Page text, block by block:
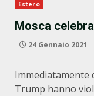
Estero
Mosca
24 Gennaio 2021
Immediatamente
Trump hanno